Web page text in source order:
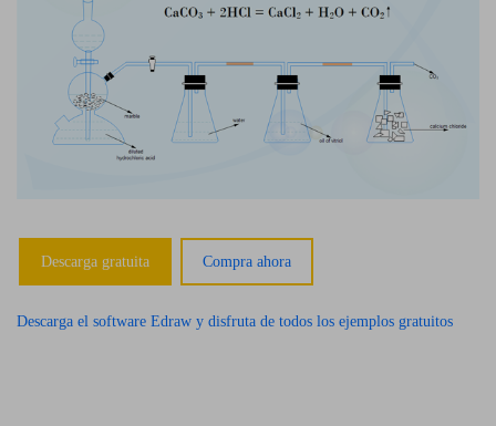
Descarga gratuita Compra ahora
Descarga el software Edraw y disfruta de todos los ejemplos gratuitos